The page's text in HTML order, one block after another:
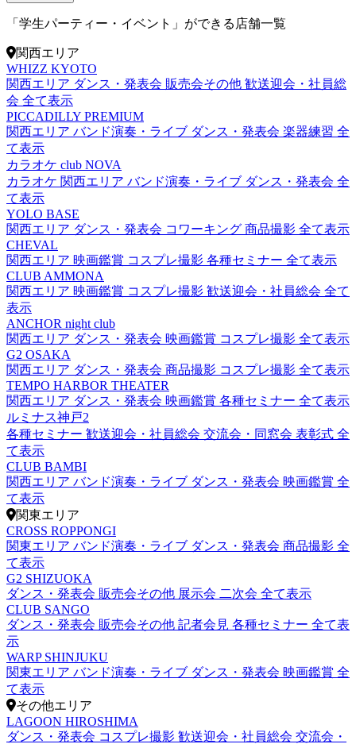
「学生パーティー・イベント」ができる店舗一覧
関西エリア
WHIZZ KYOTO
関西エリア ダンス・発表会 販売会その他 歓送迎会・社員総
会 全て表示
PICCADILLY PREMIUM
関西エリア バンド演奏・ライブ ダンス・発表会 楽器練習 全
て表示
カラオケ club NOVA
カラオケ 関西エリア バンド演奏・ライブ ダンス・発表会 全
て表示
YOLO BASE
関西エリア ダンス・発表会 コワーキング 商品撮影 全て表示
CHEVAL
関西エリア 映画鑑賞 コスプレ撮影 各種セミナー 全て表示
CLUB AMMONA
関西エリア 映画鑑賞 コスプレ撮影 歓送迎会・社員総会 全て
表示
ANCHOR night club
関西エリア ダンス・発表会 映画鑑賞 コスプレ撮影 全て表示
G2 OSAKA
関西エリア ダンス・発表会 商品撮影 コスプレ撮影 全て表示
TEMPO HARBOR THEATER
関西エリア ダンス・発表会 映画鑑賞 各種セミナー 全て表示
ルミナス神戸2
各種セミナー 歓送迎会・社員総会 交流会・同窓会 表彰式 全
て表示
CLUB BAMBI
関西エリア バンド演奏・ライブ ダンス・発表会 映画鑑賞 全
て表示
関東エリア
CROSS ROPPONGI
関東エリア バンド演奏・ライブ ダンス・発表会 商品撮影 全
て表示
G2 SHIZUOKA
ダンス・発表会 販売会その他 展示会 二次会 全て表示
CLUB SANGO
ダンス・発表会 販売会その他 記者会見 各種セミナー 全て表
示
WARP SHINJUKU
関東エリア バンド演奏・ライブ ダンス・発表会 映画鑑賞 全
て表示
その他エリア
LAGOON HIROSHIMA
ダンス・発表会 コスプレ撮影 歓送迎会・社員総会 交流会・